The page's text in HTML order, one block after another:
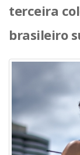
terceira
brasileiro